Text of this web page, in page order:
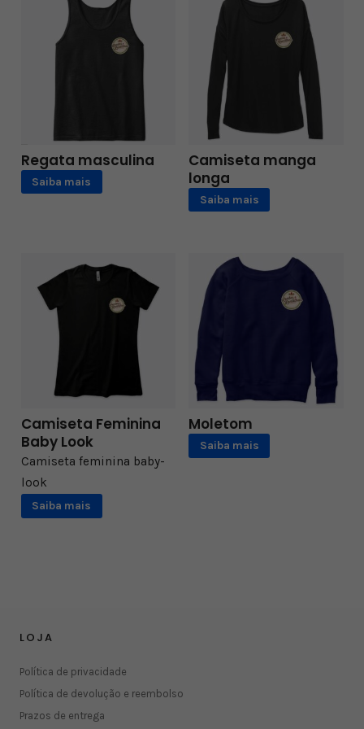
Regata masculina
Saiba mais
Camiseta manga
longa
Saiba mais
Camiseta Feminina
Baby Look
Camiseta feminina baby-
look
Saiba mais
Moletom
Saiba mais
LOJA
Política de privacidade
Política de devolução e reembolso
Prazos de entrega